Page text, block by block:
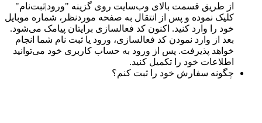
از طریق قسمت بالای وب‌سایت روی گزینه "ورود|ثبت‌نام"
کلیک نموده و پس از انتقال به صفحه موردنظر، شماره موبایل
خود را وارد کنید. اکنون کد فعالسازی برایتان پیامک می‌شود.
بعد از وارد نمودن کد فعالسازی، ورود یا ثبت نام شما انجام
خواهد پذیرفت. پس از ورود به حساب کاربری خود می‌توانید
اطلاعات خود را تکمیل کنید.
چگونه سفارش خود را ثبت کنم؟